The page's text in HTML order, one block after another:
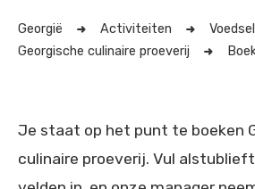
Georgië Activiteiten
Georgische culinaire proeverij
Je staat op het punt te boeken
culinaire proeverij. Vul